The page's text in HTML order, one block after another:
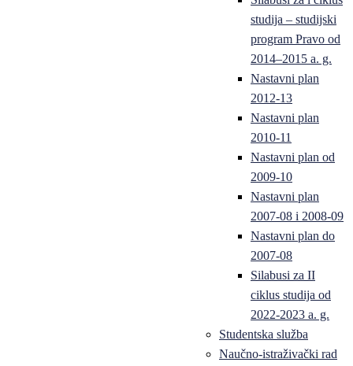
studija – studijski
program Pravo od
2014–2015 a. g.
Nastavni plan
2012-13
Nastavni plan
2010-11
Nastavni plan od
2009-10
Nastavni plan
2007-08 i 2008-09
Nastavni plan do
2007-08
Silabusi za II
ciklus studija od
2022-2023 a. g.
Studentska služba
Naučno-istraživački rad